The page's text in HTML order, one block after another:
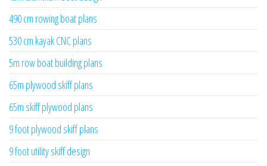
490 cm rowing boat plans
530 cm kayak CNC plans
5m row boat building plans
65m plywood skiff plans
65m skiff plywood plans
9 foot plywood skiff plans
9 foot utility skiff design